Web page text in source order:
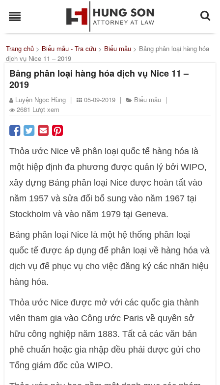
Trang chủ > Biểu mẫu - Tra cứu > Biểu mẫu > Bảng phân loại hàng hóa
dịch vụ Nice 11 – 2019
Bảng phân loại hàng hóa dịch vụ Nice 11 –
2019
Luyện Ngọc Hùng | 05-09-2019 | Biểu mẫu |
2681 Lượt xem
Thỏa ước Nice về phân loại quốc tế hàng hóa là
một hiệp định đa phương được quản lý bởi WIPO,
xây dựng Bảng phân loại Nice được hoàn tất vào
năm 1957 và sửa đổi bổ sung vào năm 1967 tại
Stockholm và vào năm 1979 tại Geneva.
Bảng phân loại Nice là một hệ thống phân loại
quốc tế được áp dụng để phân loại về hàng hóa và
dịch vụ để phục vụ cho việc đăng ký các nhãn hiệu
hàng hóa.
Thỏa ước Nice được mở với các quốc gia thành
viên tham gia vào Công ước Paris về quyền sở
hữu công nghiệp năm 1883. Tất cả các văn bản
phê chuẩn hoặc gia nhập đều phải được gửi cho
Tổng giám đốc của WIPO.